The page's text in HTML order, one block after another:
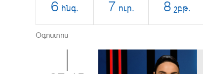
6 հնգ. 7 ուր. 8 շբթ.
Օգոստոս